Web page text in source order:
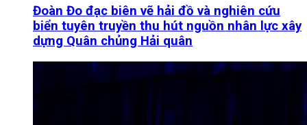
Đoàn Đo đạc biên vẽ hải đồ và nghiên cứu
biển tuyên truyền thu hút nguồn nhân lực xây
dựng Quân chủng Hải quân